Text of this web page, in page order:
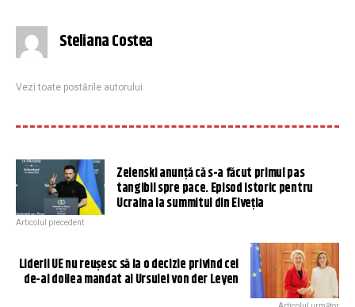
Steliana Costea
Vezi toate postările autorului
Zelenski anunță că s-a făcut primul pas
tangibil spre pace. Episod istoric pentru
Ucraina la summitul din Elveția
Articolul precedent
Liderii UE nu reușesc să ia o decizie privind cel
de-al doilea mandat al Ursulei von der Leyen